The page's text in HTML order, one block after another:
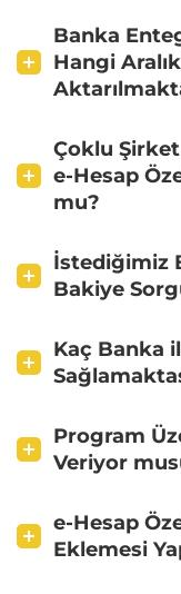
Banka
Hangi
Çoklu
e-Hesap
mu?
İstediğimiz
Bakiye
Kaç Banka
Program
Veriyor
e-Hesap
Eklemesi